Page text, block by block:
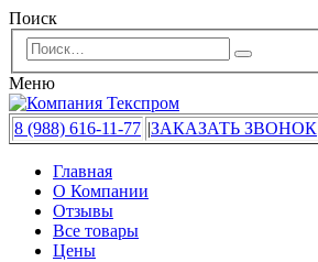
Поиск
Меню
8 (988) 616-11-77 |ЗАКАЗАТЬ ЗВОНОК
Главная
О Компании
Отзывы
Все товары
Цены